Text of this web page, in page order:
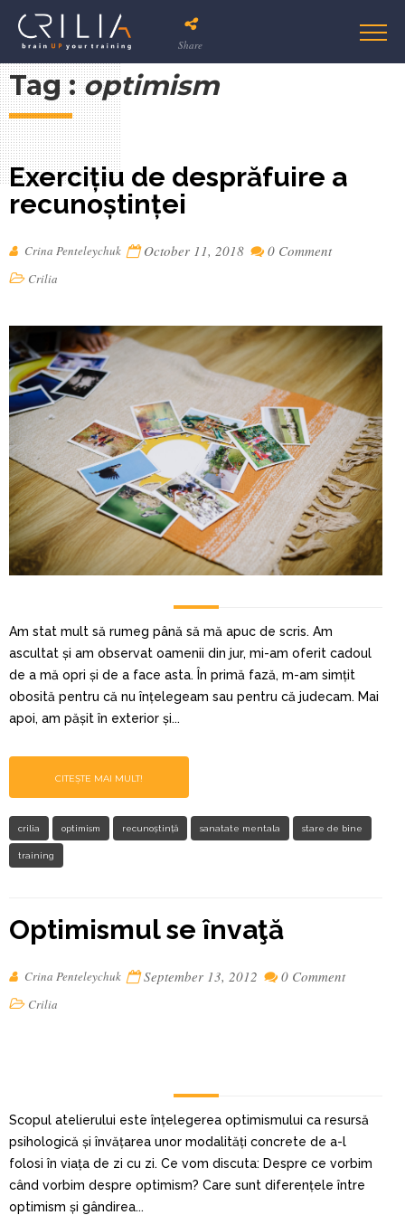
Share
Tag :optimism
Exercițiu de desprăfuire a
recunoștinței
Crina Penteleychuk October 11, 2018 0 Comment
Crilia
Am stat mult să rumeg până să mă apuc de scris. Am
ascultat și am observat oamenii din jur, mi-am oferit cadoul
de a mă opri și de a face asta. În primă fază, m-am simțit
obosită pentru că nu înțelegeam sau pentru că judecam. Mai
apoi, am pășit în exterior și...
CITEȘTE MAI MULT!
crilia optimism recunoștință sanatate mentala stare de bine
training
Optimismul se învaţă
Crina Penteleychuk September 13, 2012 0 Comment
Crilia
Scopul atelierului este înțelegerea optimismului ca resursă
psihologică și învățarea unor modalități concrete de a-l
folosi în viața de zi cu zi. Ce vom discuta: Despre ce vorbim
când vorbim despre optimism? Care sunt diferențele între
optimism și gândirea...